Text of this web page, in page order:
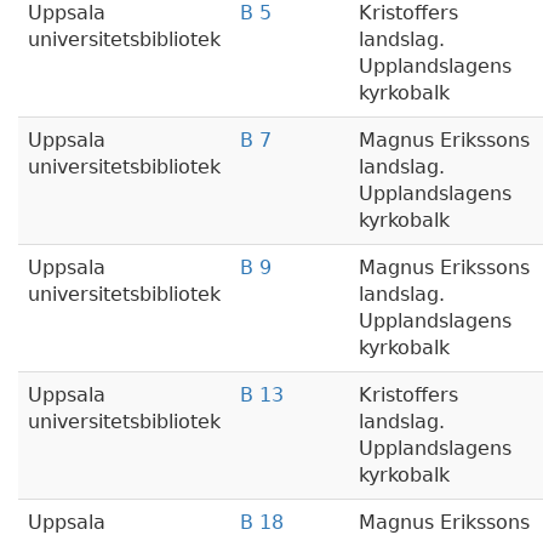
Uppsala
universitetsbibliotek
B 5
Kristoffers
landslag.
Upplandslagens
kyrkobalk
Uppsala
universitetsbibliotek
B 7
Magnus Erikssons
landslag.
Upplandslagens
kyrkobalk
Uppsala
universitetsbibliotek
B 9
Magnus Erikssons
landslag.
Upplandslagens
kyrkobalk
Uppsala
universitetsbibliotek
B 13
Kristoffers
landslag.
Upplandslagens
kyrkobalk
Uppsala
B 18
Magnus Erikssons